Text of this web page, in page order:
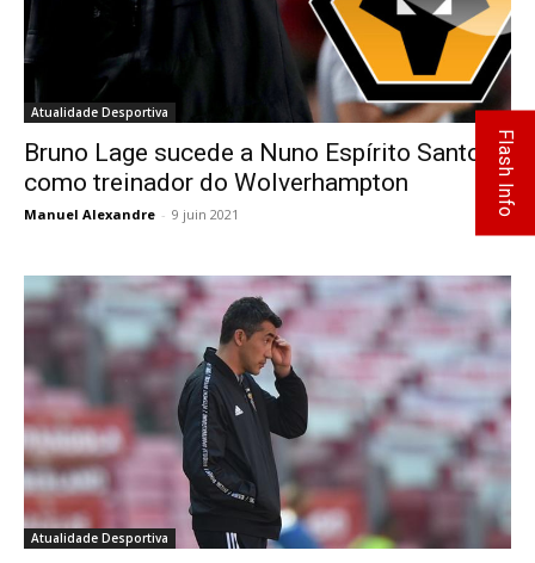
Atualidade Desportiva
Bruno Lage sucede a Nuno Espírito Santo
como treinador do Wolverhampton
Manuel Alexandre - 9 juin 2021 0
Atualidade Desportiva
Flash Info